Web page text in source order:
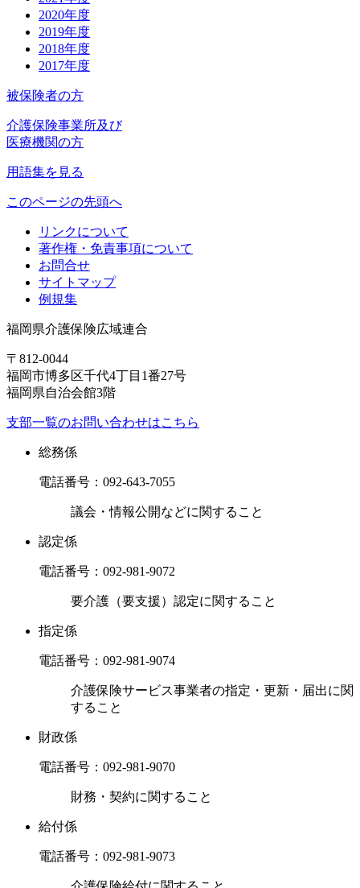
2020年度
2019年度
2018年度
2017年度
被保険者の方
介護保険事業所及び
医療機関の方
用語集を見る
このページの先頭へ
リンクについて
著作権・免責事項について
お問合せ
サイトマップ
例規集
福岡県介護保険広域連合
〒812-0044
福岡市博多区千代4丁目1番27号
福岡県自治会館3階
支部一覧のお問い合わせはこちら
総務係
電話番号： 092-643-7055
議会・情報公開などに関すること
認定係
電話番号： 092-981-9072
要介護（要支援）認定に関すること
指定係
電話番号： 092-981-9074
介護保険サービス事業者の指定・更新・届出に関
すること
財政係
電話番号： 092-981-9070
財務・契約に関すること
給付係
電話番号： 092-981-9073